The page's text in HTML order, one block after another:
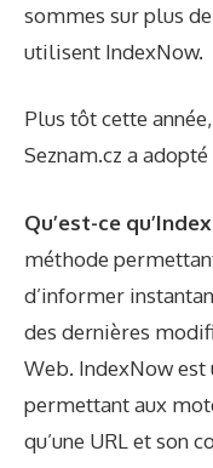
sommes sur plus
utilisent IndexNow.
Plus tôt cette
Seznam.cz a adopté
Qu’est-ce
méthode
d’informer
des dernières
Web. IndexNow
permettant aux
qu’une URL et son